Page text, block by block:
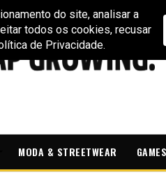
MODA & STREETWEAR GAMES